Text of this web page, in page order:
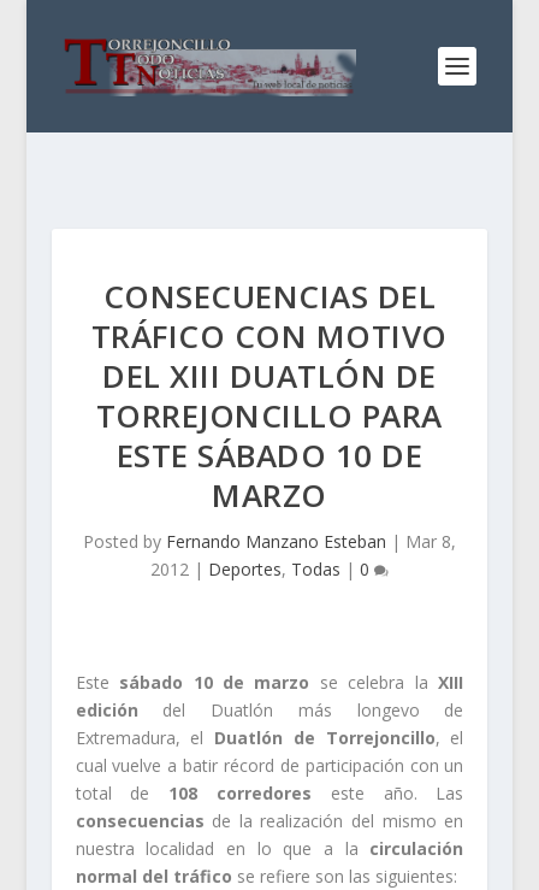
CONSECUENCIAS DEL
TRÁFICO CON MOTIVO
DEL XIII DUATLÓN DE
TORREJONCILLO PARA
ESTE SÁBADO 10 DE
MARZO
Posted by Fernando Manzano Esteban | Mar 8,
2012| Deportes, Todas | 0
Este sábado 10 de marzo se celebra laXIII
edición del Duatlón más longevo de
Extremadura, el Duatlón de Torrejoncillo, el
cual vuelve a batir récord de participación con un
total de 108 corredores este año. Las
consecuencias de la realización del mismo en
nuestra localidad en lo que a la circulación
normal del tráfico se refiere son las siguientes: